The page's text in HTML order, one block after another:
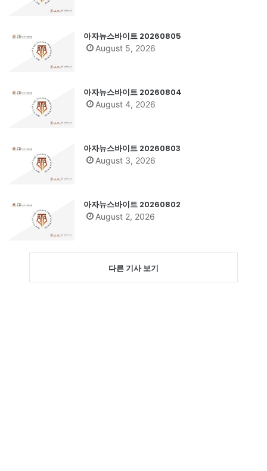
아자뉴스바이트 20260805
August 5, 2026
아자뉴스바이트 20260804
August 4, 2026
아자뉴스바이트 20260803
August 3, 2026
아자뉴스바이트 20260802
August 2, 2026
다른 기사 보기